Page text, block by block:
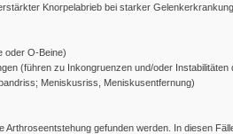
Knorpelabrieb bei starker
oder O-Beine)
(führen zu Inkongruenzen und/oder Instabilitäten
Meniskusriss, Meniskusentfernung)
Arthroseentstehung gefunden werden. In diesen